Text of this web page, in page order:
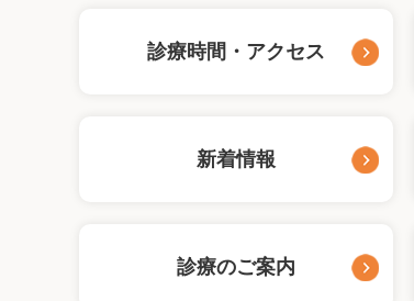
診療時間・アクセス
新着情報
診療のご案内